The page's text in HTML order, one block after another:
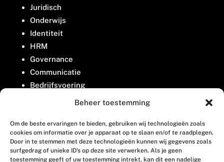
Beheer toestemming
Om de beste ervaringen te bieden, gebruiken wij technologieën zoals
cookies om informatie over je apparaat op te slaan en/of te raadplegen.
Door in te stemmen met deze technologieën kunnen wij gegevens zoals
surfgedrag of unieke ID's op deze site verwerken. Als je geen
toestemming geeft of uw toestemming intrekt, kan dit een nadelige
Juridisch
Onderwijs
Identiteit
HRM
Governance
Communicatie
Bedrijfsvoering
Belangenbehartiging
Contact
Houttuinlaan 8